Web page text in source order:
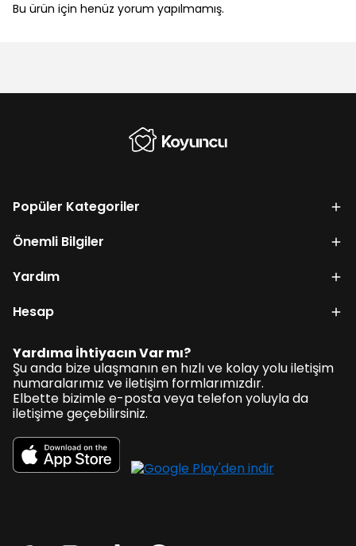
Bu ürün için henüz yorum yapılmamış.
Popüler Kategoriler
Önemli Bilgiler
Yardım
Hesap
Yardıma İhtiyacın Var mı?
Şu anda bize ulaşmanın en hızlı ve kolay yolu iletişim
numaralarımız ve iletişim formlarımızdır.
Elbette bizimle e-posta veya telefon yoluyla da
iletişime geçebilirsiniz.